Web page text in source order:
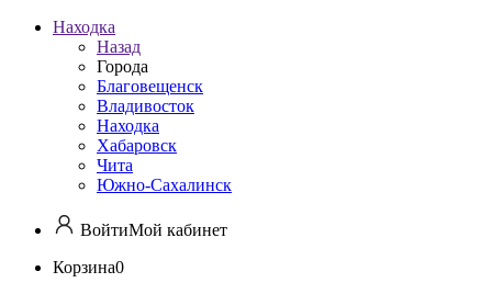
Находка
Назад
Города
Благовещенск
Владивосток
Находка
Хабаровск
Чита
Южно-Сахалинск
ВойтиМой кабинет
Корзина0